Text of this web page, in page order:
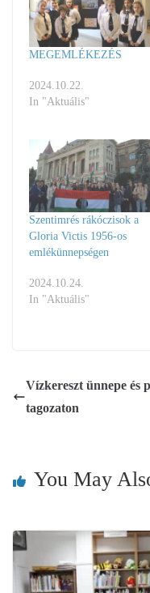
MEGEMLÉKEZÉS
2024.10.22.
In "Aktuális"
Szentimrés rákóczisok a
Gloria Victis 1956-os
emlékünnepségen
2024.10.24.
In "Aktuális"
Vízkereszt ünnepe és
tagozaton
You May